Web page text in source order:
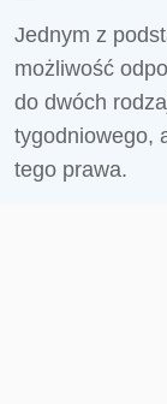
Jednym z
możliwość
do dwóch
tygodniowego,
tego prawa.